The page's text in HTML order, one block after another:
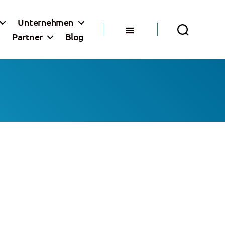
Unternehmen
Partner Blog